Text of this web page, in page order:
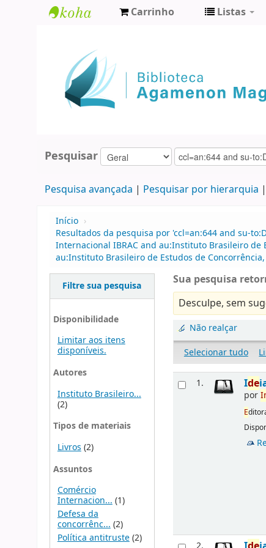
Agamenon
Magalhães
Carrinho Listas
Pesquisar
Pesquisa avançada Pesquisar por hierarquia
Início ›
Resultados da pesquisa por 'ccl=an:644 and su-
Internacional IBRAC and au:Instituto Brasileiro de
au:Instituto Brasileiro de Estudos de
Filtre sua pesquisa
Disponibilidade
Limitar aos itens
disponíveis.
Autores
Instituto Brasileiro...
(2)
Tipos de materiais
Livros (2)
Assuntos
Comércio
Internacion...(1)
Defesa da
concorrênc... (2)
Política antitruste(2)
Sua pesquisa
Desculpe, sem
Não realçar
Selecionar tudo
1. Ide
por
E